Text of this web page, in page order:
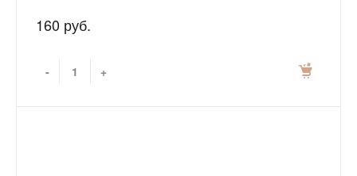
160 руб.
- +